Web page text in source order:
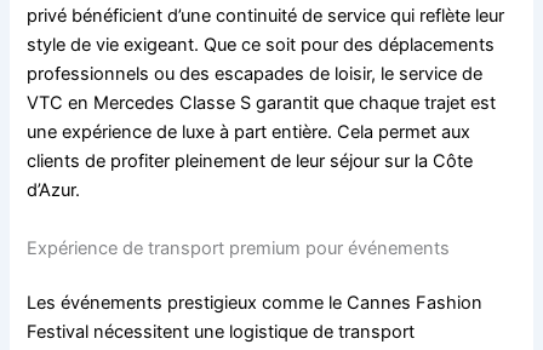
privé bénéficient d’une continuité de service qui reflète leur
style de vie exigeant. Que ce soit pour des déplacements
professionnels ou des escapades de loisir, le service de
VTC en Mercedes Classe S garantit que chaque trajet est
une expérience de luxe à part entière. Cela permet aux
clients de profiter pleinement de leur séjour sur la Côte
d’Azur.
Expérience de transport premium pour événements
Les événements prestigieux comme le Cannes Fashion
Festival nécessitent une logistique de transport